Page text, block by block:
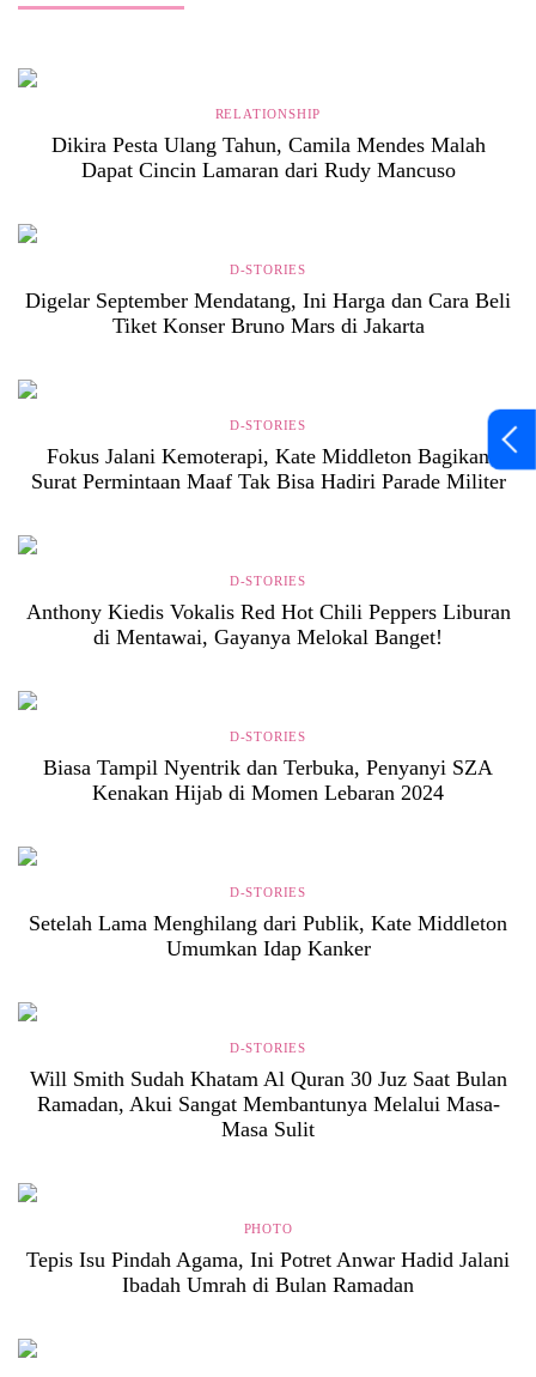
RELATIONSHIP
Dikira Pesta Ulang Tahun, Camila Mendes Malah
Dapat Cincin Lamaran dari Rudy Mancuso
D-STORIES
Digelar September Mendatang, Ini Harga dan Cara Beli
Tiket Konser Bruno Mars di Jakarta
D-STORIES
Fokus Jalani Kemoterapi, Kate Middleton Bagikan
Surat Permintaan Maaf Tak Bisa Hadiri Parade Militer
D-STORIES
Anthony Kiedis Vokalis Red Hot Chili Peppers Liburan
di Mentawai, Gayanya Melokal Banget!
D-STORIES
Biasa Tampil Nyentrik dan Terbuka, Penyanyi SZA
Kenakan Hijab di Momen Lebaran 2024
D-STORIES
Setelah Lama Menghilang dari Publik, Kate Middleton
Umumkan Idap Kanker
D-STORIES
Will Smith Sudah Khatam Al Quran 30 Juz Saat Bulan
Ramadan, Akui Sangat Membantunya Melalui Masa-
Masa Sulit
PHOTO
Tepis Isu Pindah Agama, Ini Potret Anwar Hadid Jalani
Ibadah Umrah di Bulan Ramadan